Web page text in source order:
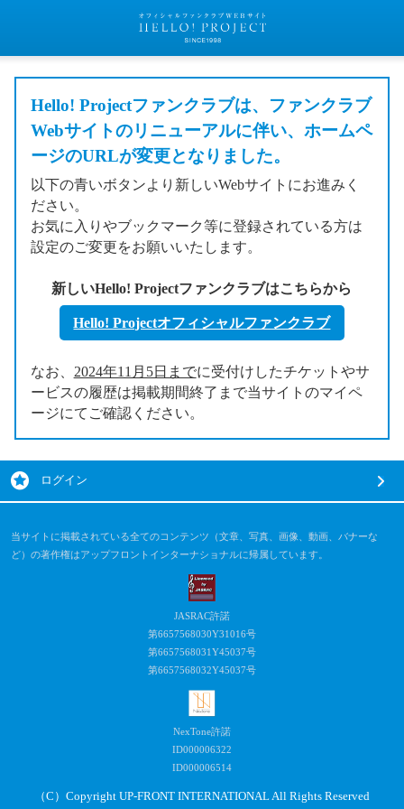
Hello! Projectファンクラブは、ファンクラブ
Webサイトのリニューアルに伴い、ホームペ
ージのURLが変更となりました。
以下の青いボタンより新しいWebサイトにお進みく
ださい。
お気に入りやブックマーク等に登録されている方は
設定のご変更をお願いいたします。
新しいHello! Projectファンクラブはこちらから
Hello! Projectオフィシャルファンクラブ
なお、 2024年11月5日までに受付けしたチケットやサ
ービスの履歴は掲載期間終了まで当サイトのマイペ
ージにてご確認ください。
ログイン
当サイトに掲載されている全てのコンテンツ（文章、写真、画像、動画、バナーな
ど）の著作権はアップフロントインターナショナルに帰属しています。
JASRAC許諾
第6657568030Y31016号
第6657568031Y45037号
第6657568032Y45037号
NexTone許諾
ID000006322
ID000006514
（C）Copyright UP-FRONT INTERNATIONAL All Rights Reserved